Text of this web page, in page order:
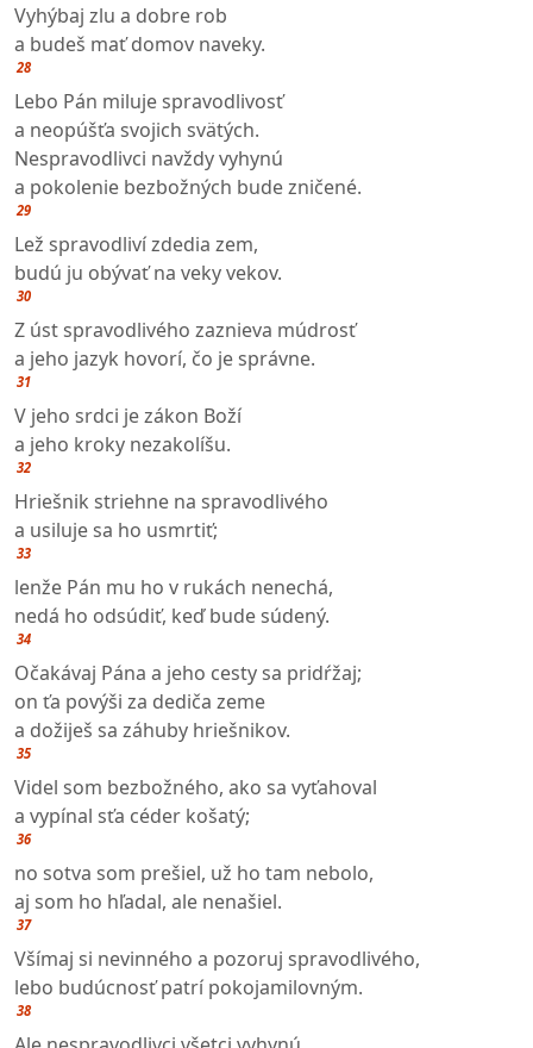
Vyhýbaj zlu a dobre rob
a budeš mať domov naveky.
28
Lebo Pán miluje spravodlivosť
a neopúšťa svojich svätých.
Nespravodlivci navždy vyhynú
a pokolenie bezbožných bude zničené.
29
Lež spravodliví zdedia zem,
budú ju obývať na veky vekov.
30
Z úst spravodlivého zaznieva múdrosť
a jeho jazyk hovorí, čo je správne.
31
V jeho srdci je zákon Boží
a jeho kroky nezakolíšu.
32
Hriešnik striehne na spravodlivého
a usiluje sa ho usmrtiť;
33
lenže Pán mu ho v rukách nenechá,
nedá ho odsúdiť, keď bude súdený.
34
Očakávaj Pána a jeho cesty sa pridŕžaj;
on ťa povýši za dediča zeme
a dožiješ sa záhuby hriešnikov.
35
Videl som bezbožného, ako sa vyťahoval
a vypínal sťa céder košatý;
36
no sotva som prešiel, už ho tam nebolo,
aj som ho hľadal, ale nenašiel.
37
Všímaj si nevinného a pozoruj spravodlivého,
lebo budúcnosť patrí pokojamilovným.
38